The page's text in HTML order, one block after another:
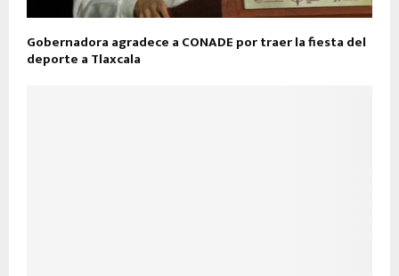
Gobernadora agradece a CONADE por traer la fiesta del
deporte a Tlaxcala